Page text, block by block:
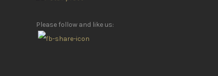
Please follow and like us: